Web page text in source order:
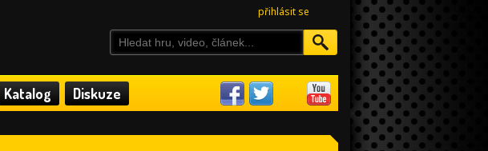
přihlásit se
Katalog Diskuze